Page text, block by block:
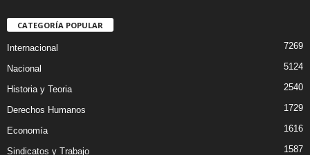
CATEGORÍA POPULAR
Internacional 7269
Nacional 5124
Historia y Teoria 2540
Derechos Humanos 1729
Economía 1616
Sindicatos y Trabajo 1587